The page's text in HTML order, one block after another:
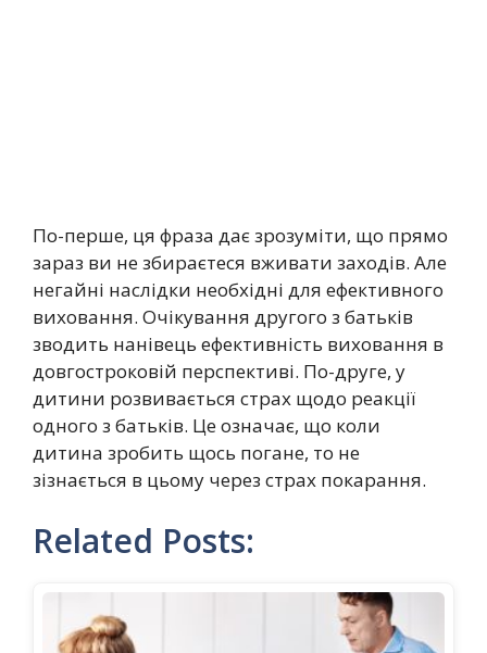
По-перше, ця фраза дає зрозуміти, що прямо
зараз ви не збираєтеся вживати заходів. Але
негайні наслідки необхідні для ефективного
виховання. Очікування другого з батьків
зводить нанівець ефективність виховання в
довгостроковій перспективі. По-друге, у
дитини розвивається страх щодо реакції
одного з батьків. Це означає, що коли
дитина зробить щось погане, то не
зізнається в цьому через страх покарання.
Related Posts: